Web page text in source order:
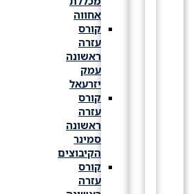
אחווה
קורס
עזרה
ראשונה
יזרעאל
קורס
עזרה
ראשונה
סמינר
הקיבוצים
קורס
עזרה